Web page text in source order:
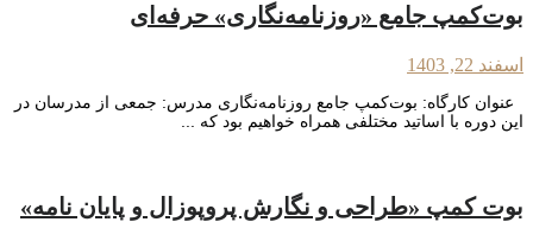
بوت‌کمپ جامع «روزنامه‌نگاری» حرفه‌ای
اسفند 22, 1403
عنوان کارگاه: بوت‌کمپ جامع روزنامه‌نگاری مدرس: جمعی از مدرسان در
این دوره با اساتید مختلفی همراه خواهیم بود که ...
بوت کمپ «طراحی و نگارش پروپوزال و پایان نامه»